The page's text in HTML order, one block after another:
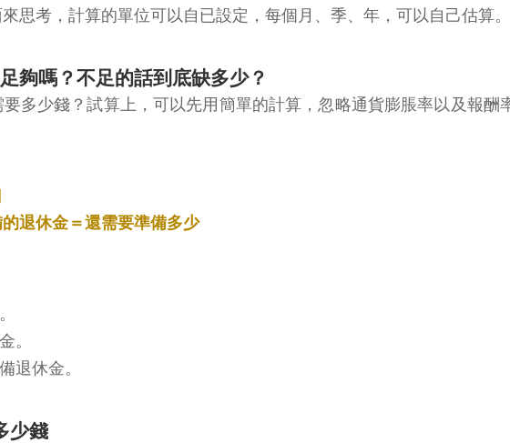
思考，計算的單位可以自已設定，每個月、季、年，可以自己估算。
夠嗎？不足的話到底缺多少？
多少錢？試算上，可以先用簡單的計算，忽略通貨膨脹率以及報
退休金＝還需要準備多少
。
退休金。
少錢